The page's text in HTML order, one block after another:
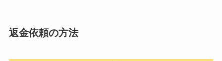
返金依頼の方法